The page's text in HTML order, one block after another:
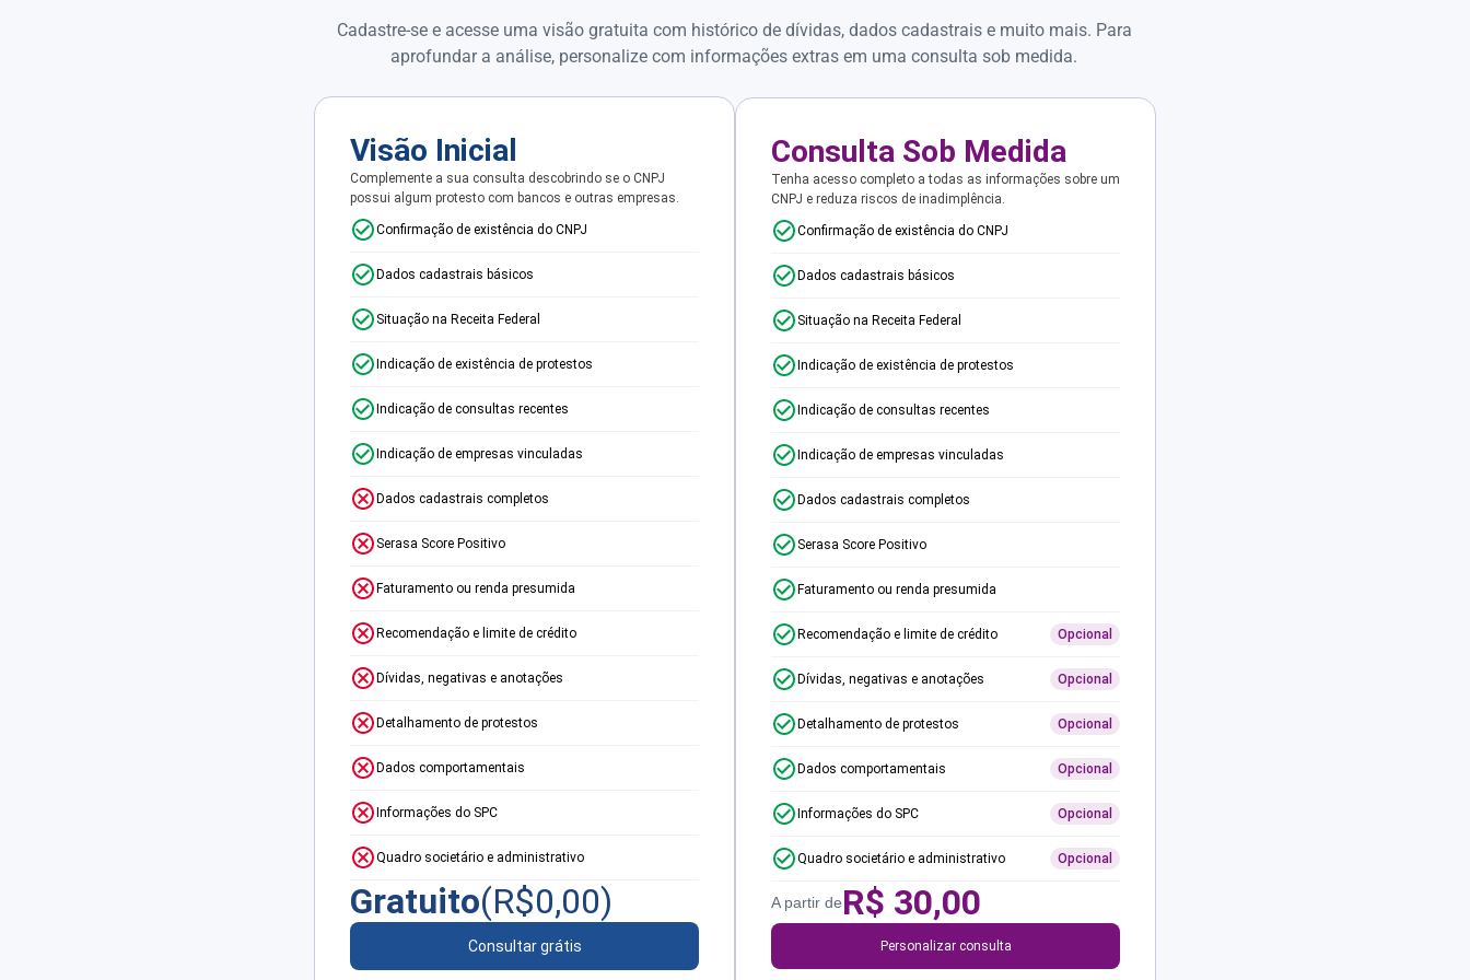
Cadastre-se e acesse uma visão gratuita com histórico de dívidas, dados cadastrais e muito mais. Para
aprofundar a análise, personalize com informações extras em uma consulta sob medida.
Visão Inicial
Complemente a sua consulta descobrindo se o CNPJ
possui algum protesto com bancos e outras empresas.
Confirmação de existência do CNPJ
Dados cadastrais básicos
Situação na Receita Federal
Indicação de existência de protestos
Indicação de consultas recentes
Indicação de empresas vinculadas
Dados cadastrais completos
Serasa Score Positivo
Faturamento ou renda presumida
Recomendação e limite de crédito
Dívidas, negativas e anotações
Detalhamento de protestos
Dados comportamentais
Informações do SPC
Quadro societário e administrativo
Gratuito(R$0,00)
Consultar grátis
Consulta Sob Medida
Tenha acesso completo a todas as informações sobre um
CNPJ e reduza riscos de inadimplência.
Confirmação de existência do CNPJ
Dados cadastrais básicos
Situação na Receita Federal
Indicação de existência de protestos
Indicação de consultas recentes
Indicação de empresas vinculadas
Dados cadastrais completos
Serasa Score Positivo
Faturamento ou renda presumida
Recomendação e limite de crédito Opcional
Dívidas, negativas e anotações Opcional
Detalhamento de protestos Opcional
Dados comportamentais Opcional
Informações do SPC Opcional
Quadro societário e administrativo Opcional
A partir deR$ 30,00
Personalizar consulta